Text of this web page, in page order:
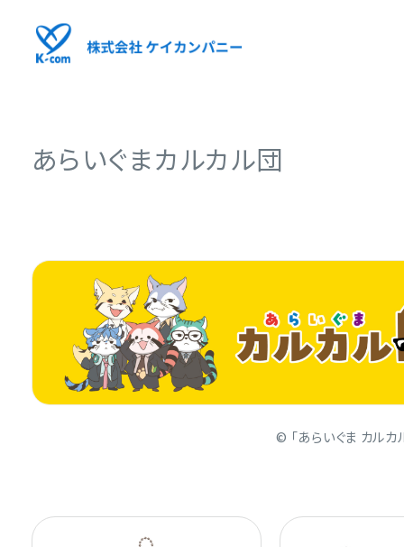
あらいぐまカルカル団
© 「あらいぐま カル